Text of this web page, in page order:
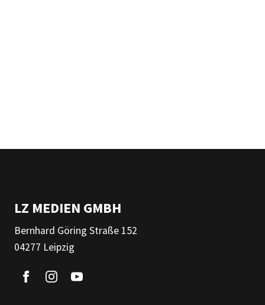
LZ MEDIEN GMBH
Bernhard Göring Straße 152
04277 Leipzig